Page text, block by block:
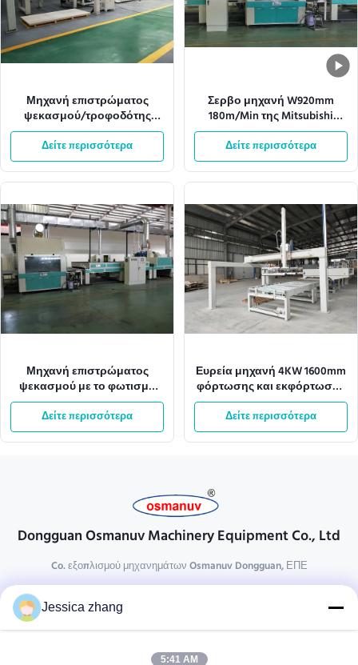
Μηχανή επιστρώματος
ψεκασμού/τροφοδότης
10M/Min φλυτζανιών
αναρρόφησης
Δείτε περισσότερα
Σερβο μηχανή W920mm
180m/Min της Mitsubishi
μηχανών επιστρώματος
ψεκασμού
Δείτε περισσότερα
Μηχανή επιστρώματος
ψεκασμού με το φωτισμό
380V 28kw Tec συστημάτων
μεταφορέων
Δείτε περισσότερα
Ευρεία μηχανή 4KW 1600mm
φόρτωσης και εκφόρτωσης
επιστρώματος UV αυτόματη
Δείτε περισσότερα
Dongguan Osmanuv Machinery Equipment Co., Ltd
Co. εξοπλισμού μηχανημάτων Osmanuv Dongguan, ΕΠΕ
28 δεύτερος ο βιομηχανικός, wei Liu chong, Wanjiang,
DongGuan, Guangdong, Κίνα
Jessica zhang
5:41 AM